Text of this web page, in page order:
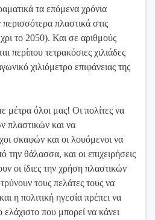
τα επόμενα χρόνια
πλαστικά στις
το 2050). Και σε αριθμούς
περίπου τετρακόσιες χιλιάδες
χιλιόμετρο επιφάνειας της
μέτρα όλοι μας! Οι πολίτες να
πλαστικών και να
σκαφών και οι λουόμενοι να
την θάλασσα, και οι επιχειρήσεις
οι ίδιες την χρήση πλαστικών
τους πελάτες τους να
η πολιτική ηγεσία πρέπει να
που μπορεί να κάνει